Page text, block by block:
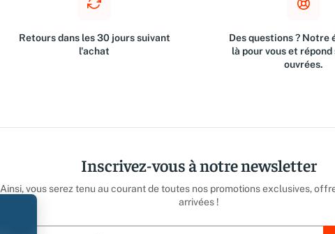
Retours dans les 30 jours suivant
l'achat
Des questions ? Notre
là pour vous et répond
ouvrées.
Inscrivez-vous à notre newsletter
Ainsi, vous serez tenu au courant de toutes nos promotions exclusives,
arrivées !